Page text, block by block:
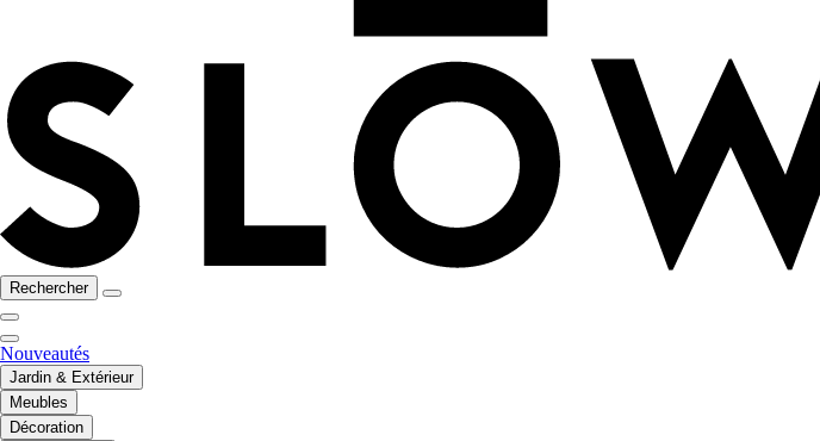
Rechercher
Nouveautés
Jardin & Extérieur
Meubles
Décoration